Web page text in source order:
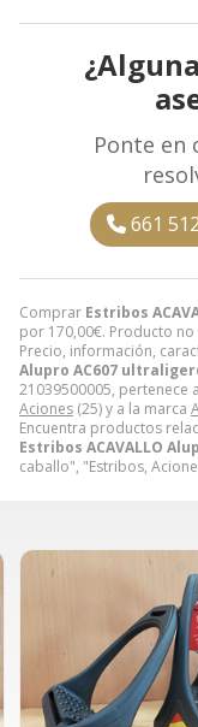
Comprar Estribos
por 170,00€. Producto
Precio, información,
Alupro AC607
21039500005, pertenece
Aciones (25) y a la marca
Encuentra productos
Estribos ACAVALLO
caballo", "Estribos,
Ponte en
661